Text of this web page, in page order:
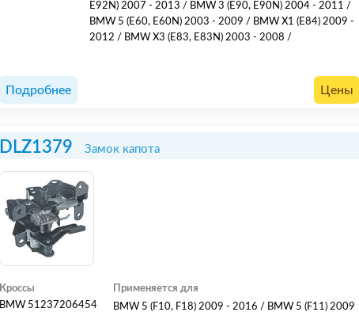
E92N) 2007 - 2013 / BMW 3 (E90, E90N) 2004 - 2011 /
BMW 5 (E60, E60N) 2003 - 2009 / BMW X1 (E84) 2009 -
2012 / BMW X3 (E83, E83N) 2003 - 2008 /
Подробнее Цены
DLZ1379 Замок капота
Кроссы
BMW 51237206454
Применяется для
BMW 5 (F10, F18) 2009 - 2016 / BMW 5 (F11) 2009